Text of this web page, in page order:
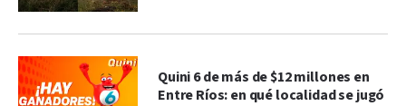
Quini 6 de más de $12 millones en
Entre Ríos: en qué localidad se jugó